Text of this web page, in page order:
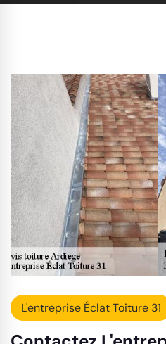
L'entreprise Éclat Toiture 31